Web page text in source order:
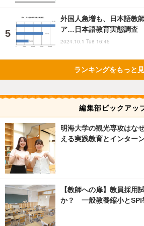
外国人急増も、日本語教
ア…日本語教育実態調査
2024.10.1 Tue 16:45
ランキングをもっと
編集部ピックアッ
明海大学の観光専攻はな
える実践教育とインター
【教師への扉】教員採用
か？ 一般教養縮小とSPI